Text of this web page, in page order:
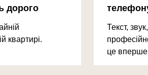
Текст,
це
квартирі.
дорого